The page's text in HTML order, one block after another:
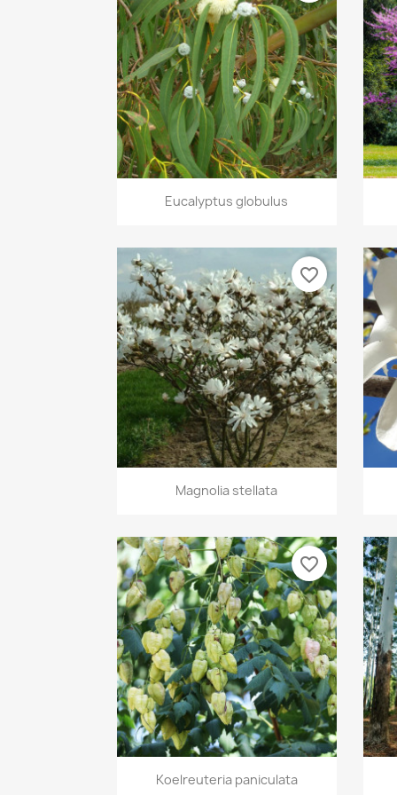
Aperçu rapide
Eucalyptus globulus
Aperçu rapide
Magnolia stellata
favorite_border
Aperçu rapide
Koelreuteria paniculata
favorite_border